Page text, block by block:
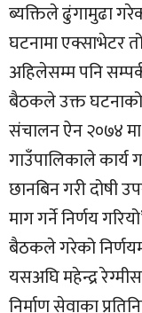
ब्यक्तिले ढुंगामुढा
घटनामा एक्साभेटर
अहिलेसम्म पनि
बैठकले उक्त घटनाको
संचालन ऐन २०७४
गाउँपालिकाले कार्य
छानबिन गरी दोषी
माग गर्ने निर्णय
बैठकले गरेको
यसअघि महेन्द्र
निर्माण सेवाका